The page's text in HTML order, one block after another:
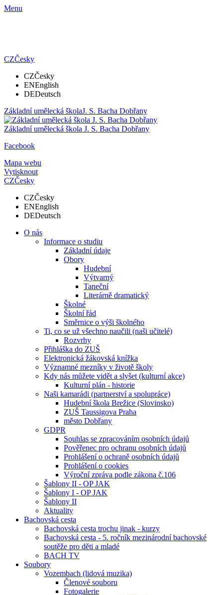
Menu
CZČesky
CZČesky
ENEnglish
DEDeutsch
Základní umělecká školaJ. S. Bacha Dobřany
Základní umělecká škola J. S. Bacha Dobřany
Facebook
Mapa webu
Vytisknout
CZČesky
CZČesky
ENEnglish
DEDeutsch
O nás
Informace o studiu
Základní údaje
Obory
Hudební
Výtvarný
Taneční
Literárně dramatický
Školné
Školní řád
Směrnice o výši školného
Ti, co se už všechno naučili (naši učitelé)
Rozvrhy
Přihláška do ZUŠ
Elektronická žákovská knížka
Významné mezníky v životě školy
Kdy nás můžete vidět a slyšet (kulturní akce)
Kulturní plán - historie
Naši kamarádi (partnerství a spolupráce)
Hudební škola Brežice (Slovinsko)
ZUŠ Taussigova Praha
město Dobřany
GDPR
Souhlas se zpracováním osobních údajů
Pověřenec pro ochranu osobních údajů
Prohlášení o ochraně osobních údajů
Prohlášení o cookies
Výroční zpráva podle zákona č.106
Šablony II - OP JAK
Šablony I - OP JAK
Šablony II
Aktuality
Bachovská cesta
Bachovská cesta trochu jinak - kurzy
Bachovská cesta - 5. ročník mezinárodní bachovské
soutěže pro děti a mladé
BACH TV
Soubory
Vozembach (lidová muzika)
Členové souboru
Fotogalerie